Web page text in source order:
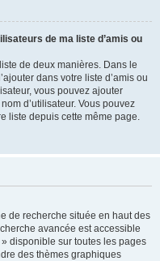
de ma liste d’amis ou
de deux manières. Dans le
dans votre liste d’amis ou
vous pouvez ajouter
d’utilisateur. Vous pouvez
liste depuis cette même page.
de recherche située en haut des
avancée est accessible
disponible sur toutes les pages
des thèmes graphiques